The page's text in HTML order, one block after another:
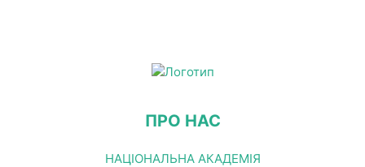
ПРО НАС
НАЦІОНАЛЬНА АКАДЕМІЯ